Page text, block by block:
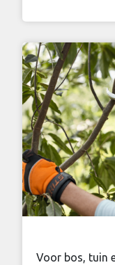
Voor bos, tuin